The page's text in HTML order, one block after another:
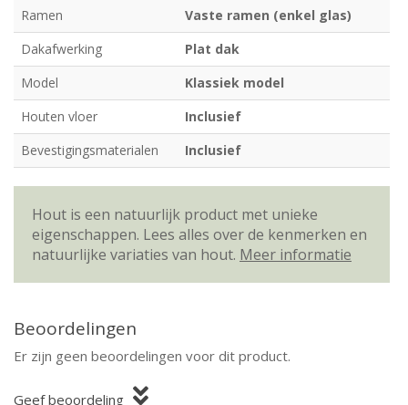
Ramen
Vaste ramen (enkel glas)
Dakafwerking
Plat dak
Model
Klassiek model
Houten vloer
Inclusief
Bevestigingsmaterialen
Inclusief
Hout is een natuurlijk product met unieke
eigenschappen. Lees alles over de kenmerken en
natuurlijke variaties van hout. Meer informatie
Beoordelingen
Er zijn geen beoordelingen voor dit product.
Geef beoordeling